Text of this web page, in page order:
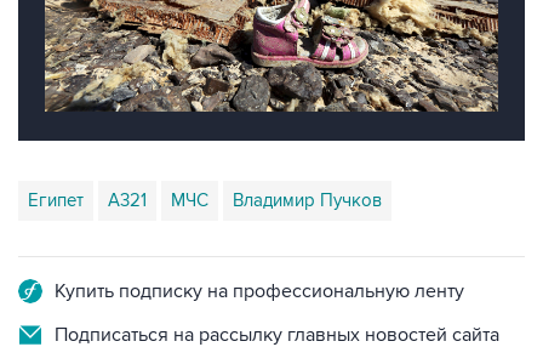
Египет А321 МЧС Владимир Пучков
Купить подписку на профессиональную ленту
Подписаться на рассылку главных новостей сайта